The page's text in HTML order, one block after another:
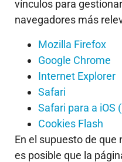
vínculos para
navegadores más
Mozilla Firefox
Google Chrome
Internet Explorer
Safari
Safari para a iOS
Cookies Flash
En el supuesto de que
es posible que la